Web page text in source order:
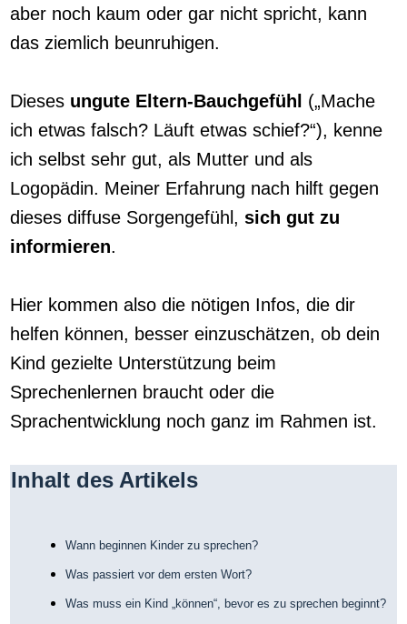
aber noch kaum oder gar nicht spricht, kann
das ziemlich beunruhigen.
Dieses ungute Eltern-Bauchgefühl
(„Mache
ich etwas falsch? Läuft etwas schief?“), kenne
ich selbst sehr gut, als Mutter und als
Logopädin. Meiner Erfahrung nach hilft gegen
dieses diffuse Sorgengefühl, sich gut zu
informieren.
Hier kommen also die nötigen Infos, die dir
helfen können, besser einzuschätzen, ob dein
Kind gezielte Unterstützung beim
Sprechenlernen braucht oder die
Sprachentwicklung noch ganz im Rahmen ist.
Inhalt des Artikels
Wann beginnen Kinder zu sprechen?
Was passiert vor dem ersten Wort?
Was muss ein Kind „können“, bevor es zu sprechen beginnt?